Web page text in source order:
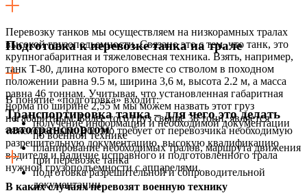
Перевозку танков мы осуществляем на низкорамных тралах
высокой грузоподьемности. Связано это с тем, что танк, это
крупногабаритная и тяжеловесная техника. Взять, например,
танк Т-80, длина которого вместе со стволом в походном
положении равна 9.5 м, ширина 3,6 м, высота 2.2 м, а масса
равна 46 тоннам. Учитывая, что установленная габаритная
норма по ширине 2,55 м мы можем назвать этот груз
негабаритным. Более того груз свыше 38 тонн, является
тяжеловесным. Все это требует от перевозчика необходимую
разрешительную документацию, высокую квалификацию
водителя и наличие исправного и подготовленного трала
нужной грузоподъемности с аппарелями.
Подготовка к перевозке танка на трале
В понятие «подготовка» входит:
получение информации и необходимой документации
по военной технике
планирование необходимых тралов, маршрута движения
при перевозке танка
подготовка разрешительной и сопроводительной
документации
Транспортировка танка – для чего это делать
автотранспортом
В каких случаях перевозят военную технику